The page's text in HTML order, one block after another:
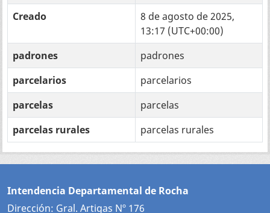
Creado
8 de agosto de 2025,
13:17 (UTC+00:00)
padrones
padrones
parcelarios
parcelarios
parcelas
parcelas
parcelas rurales
parcelas rurales
Intendencia Departamental de Rocha
Dirección: Gral. Artigas Nº 176